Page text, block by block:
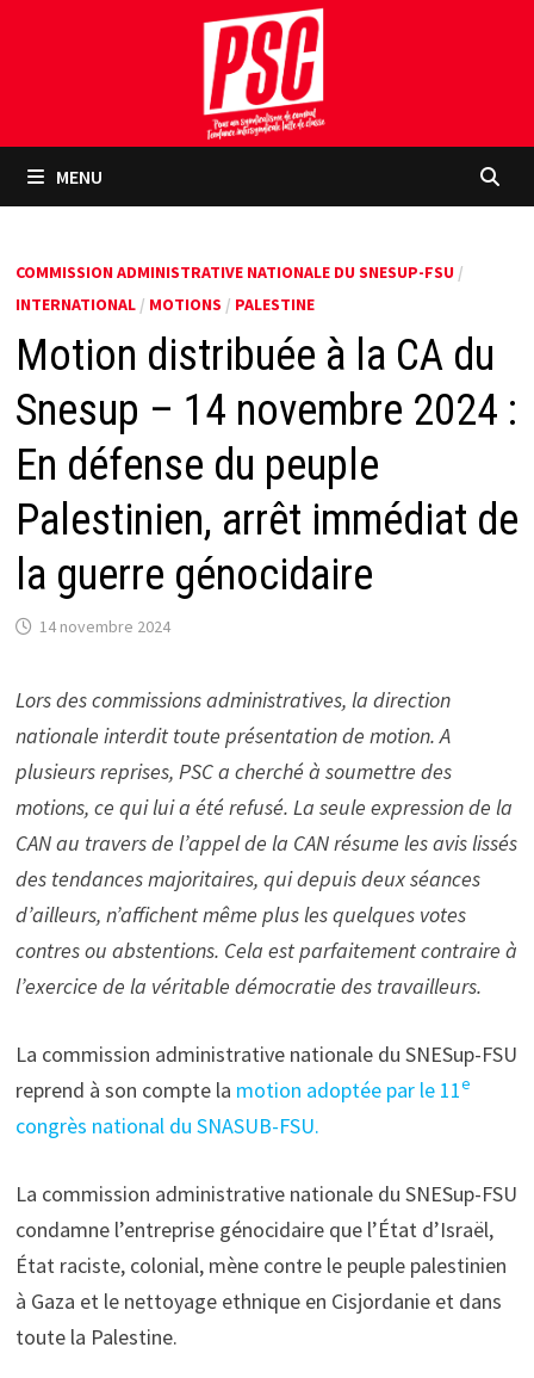
MENU
COMMISSION ADMINISTRATIVE NATIONALE DU SNESUP-FSU/
INTERNATIONAL/ MOTIONS / PALESTINE
Motion distribuée à la CA du
Snesup – 14 novembre 2024 :
En défense du peuple
Palestinien, arrêt immédiat de
la guerre génocidaire
14 novembre 2024
Lors des commissions administratives, la direction
nationale interdit toute présentation de motion. A
plusieurs reprises, PSC a cherché à soumettre des
motions, ce qui lui a été refusé. La seule expression de la
CAN au travers de l’appel de la CAN résume les avis lissés
des tendances majoritaires, qui depuis deux séances
d’ailleurs, n’affichent même plus les quelques votes
contres ou abstentions. Cela est parfaitement contraire à
l’exercice de la véritable démocratie des travailleurs.
La commission administrative nationale du SNESup-FSU
reprend à son compte la motion adoptée par le 11e
congrès national du SNASUB-FSU.
La commission administrative nationale du SNESup-FSU
condamne l’entreprise génocidaire que l’État d’Israël,
État raciste, colonial, mène contre le peuple palestinien
à Gaza et le nettoyage ethnique en Cisjordanie et dans
toute la Palestine.